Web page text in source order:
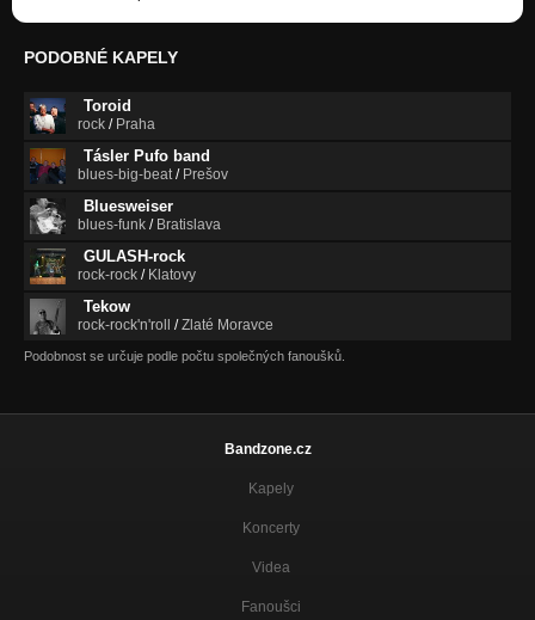
Nezařazeno
Papagaj
Nezařazeno
Obecenstvu hrám
Nezařazeno
Zoro
Nezařazeno
Hej ta hej
Nezařazeno
Frankenstein
PODOBNÉ KAPELY
Toroid
rock / Praha
Tásler Pufo band
blues-big-beat/ Prešov
Bluesweiser
blues-funk / Bratislava
GULASH-rock
rock-rock / Klatovy
Tekow
rock-rock'n'roll /Zlaté Moravce
Podobnost se určuje podle počtu společných fanoušků.
Bandzone.cz
Kapely
Koncerty
Videa
Fanoušci